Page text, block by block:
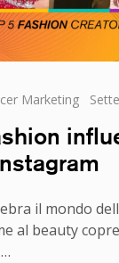
Marketing
il mondo
al beauty